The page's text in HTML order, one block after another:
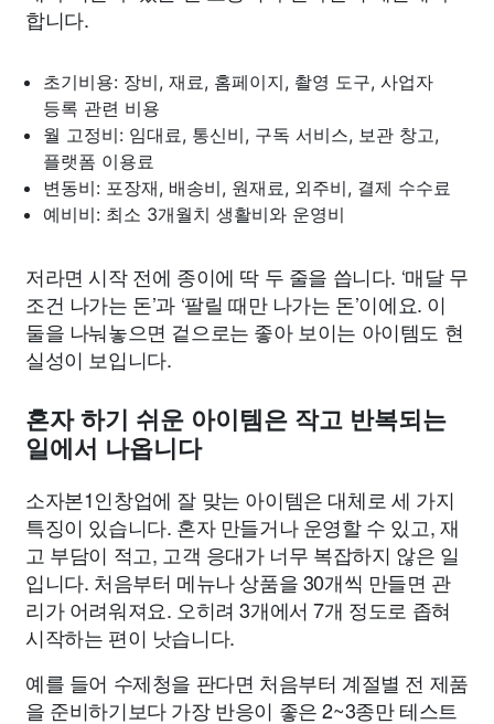
합니다.
초기비용: 장비, 재료, 홈페이지, 촬영 도구, 사업자
등록 관련 비용
월 고정비: 임대료, 통신비, 구독 서비스, 보관 창고,
플랫폼 이용료
변동비: 포장재, 배송비, 원재료, 외주비, 결제 수수료
예비비: 최소 3개월치 생활비와 운영비
저라면 시작 전에 종이에 딱 두 줄을 씁니다. ‘매달 무
조건 나가는 돈’과 ‘팔릴 때만 나가는 돈’이에요. 이
둘을 나눠놓으면 겉으로는 좋아 보이는 아이템도 현
실성이 보입니다.
혼자 하기 쉬운 아이템은 작고 반복되는
일에서 나옵니다
소자본1인창업에 잘 맞는 아이템은 대체로 세 가지
특징이 있습니다. 혼자 만들거나 운영할 수 있고, 재
고 부담이 적고, 고객 응대가 너무 복잡하지 않은 일
입니다. 처음부터 메뉴나 상품을 30개씩 만들면 관
리가 어려워져요. 오히려 3개에서 7개 정도로 좁혀
시작하는 편이 낫습니다.
예를 들어 수제청을 판다면 처음부터 계절별 전 제품
을 준비하기보다 가장 반응이 좋은 2~3종만 테스트